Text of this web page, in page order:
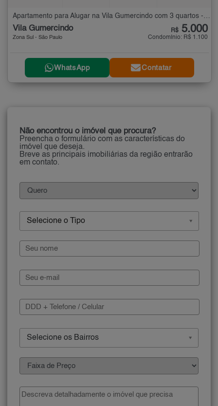
Apartamento para Alugar na Vila Gumercindo com 3 quartos - 93 m²
Vila Gumercindo
Zona Sul - São Paulo
R$ 5.000
Condomínio: R$ 1.100
WhatsApp Contatar
Não encontrou o imóvel que procura?
Preencha o formulário com as características do
imóvel que deseja.
Breve as principais imobiliárias da região entrarão
em contato.
Selecione o Tipo
Selecione os Bairros